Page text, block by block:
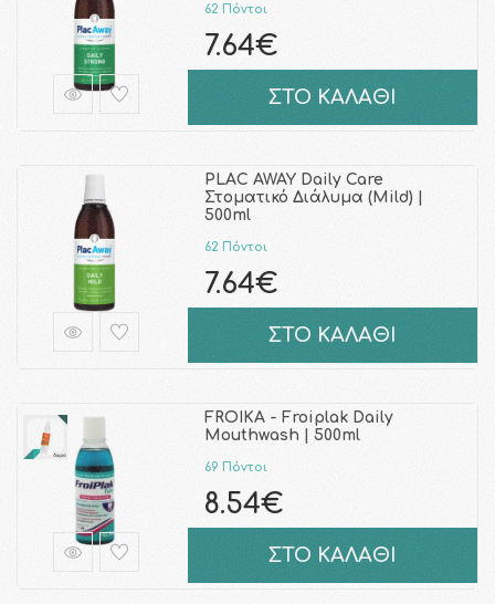
62 Πόντοι
7.64€
ΣΤΟ ΚΑΛΑΘΙ
PLAC AWAY Daily Care
Στοματικό Διάλυμα (Mild) |
500ml
62 Πόντοι
7.64€
ΣΤΟ ΚΑΛΑΘΙ
FROIKA - Froiplak Daily
Mouthwash | 500ml
69 Πόντοι
8.54€
ΣΤΟ ΚΑΛΑΘΙ